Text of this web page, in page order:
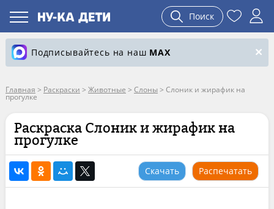
Поиск
Подписывайтесь на наш MAX
Главная > Раскраски > Животные > Слоны > Слоник и жирафик на
прогулке
Раскраска Слоник и жирафик на
прогулке
Скачать Распечатать